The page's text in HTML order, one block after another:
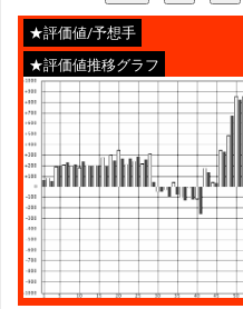
★評価値/予想手
★評価値推移グラフ